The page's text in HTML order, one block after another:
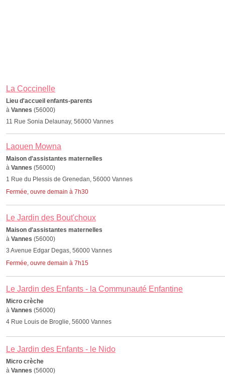
La Coccinelle
Lieu d'accueil enfants-parents
à Vannes (56000)
11 Rue Sonia Delaunay, 56000 Vannes
Laouen Mowna
Maison d'assistantes maternelles
à Vannes (56000)
1 Rue du Plessis de Grenedan, 56000 Vannes
Fermée, ouvre demain à 7h30
Le Jardin des Bout'choux
Maison d'assistantes maternelles
à Vannes (56000)
3 Avenue Edgar Degas, 56000 Vannes
Fermée, ouvre demain à 7h15
Le Jardin des Enfants - la Communauté Enfantine
Micro crèche
à Vannes (56000)
4 Rue Louis de Broglie, 56000 Vannes
Le Jardin des Enfants - le Nido
Micro crèche
à Vannes (56000)